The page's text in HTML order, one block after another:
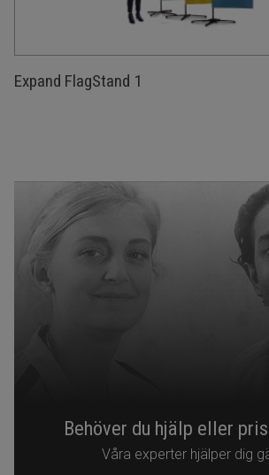
Expand FlagStand 1
Behöver du hjälp eller
Våra experter hjälper dig